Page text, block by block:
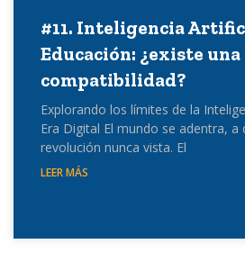
#11. Inteligencia
Educación: ¿existe una
compatibilidad?
Explorando los límites de la
Era Digital El mundo se adentra, a
revolución nunca vista. El
LEER MÁS